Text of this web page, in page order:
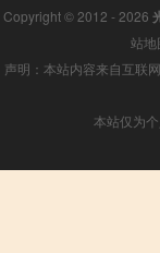
Copyright © 2012 - 2026
站地
声明：本站内容来自互联
本站仅为